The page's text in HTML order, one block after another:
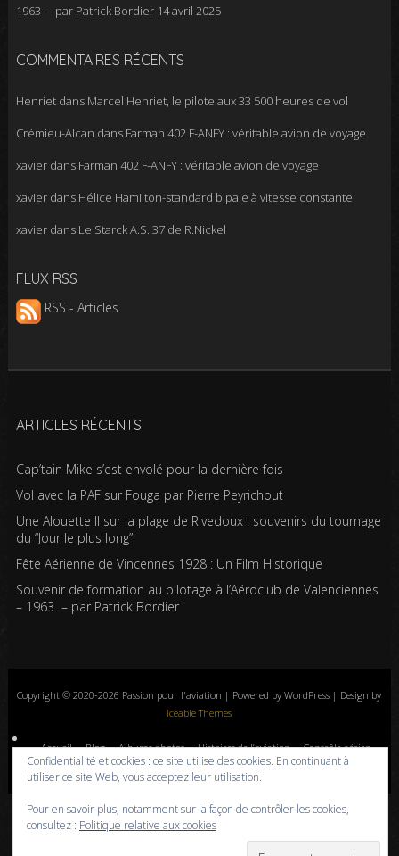
1963 – par Patrick Bordier 14 avril 2025
COMMENTAIRES RÉCENTS
Henrietdans Marcel Henriet, le pilote aux 33 500 heures de vol
Crémieu-Alcan dans Farman 402 F-ANFY : véritable avion de voyage
xavierdans Farman 402 F-ANFY : véritable avion de voyage
xavierdans Hélice Hamilton-standard bipale à vitesse constante
xavierdans Le Starck A.S. 37 de R.Nickel
FLUX RSS
RSS - Articles
ARTICLES RÉCENTS
Cap’tain Mike s’est envolé pour la dernière fois
Vol avec la PAF sur Fouga par Pierre Peyrichout
Une Alouette II sur la plage de Rivedoux : souvenirs du tournage
du “Jour le plus long”
Fête Aérienne de Vincennes 1928 : Un Film Historique
Souvenir de formation au pilotage à l’Aéroclub de Valenciennes
– 1963 – par Patrick Bordier
Copyright © 2020-2026 Passion pour l'aviation | Powered by WordPress | Design by
Iceable Themes
Accueil Blog Albums photos Histoires de l’aviation
Contrôle aérien
Livres
Liens A propos Contact Politique de confidentialité
Confidentialité et cookies : ce site utilise des cookies. En continuant à
utiliser ce site Web, vous acceptez leur utilisation.
Pour en savoir plus, notamment sur la façon de contrôler les cookies,
consultez : Politique relative aux cookies